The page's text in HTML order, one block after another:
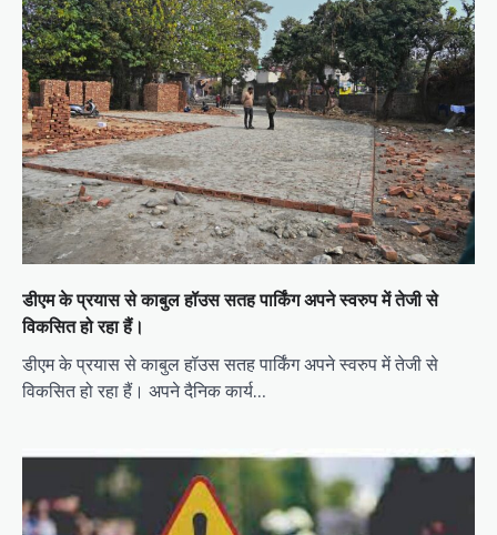
g
a
t
i
o
n
डीएम के प्रयास से काबुल हॉउस सतह पार्किंग अपने स्वरुप में तेजी से
विकसित हो रहा हैं।
डीएम के प्रयास से काबुल हॉउस सतह पार्किंग अपने स्वरुप में तेजी से
विकसित हो रहा हैं। अपने दैनिक कार्य…